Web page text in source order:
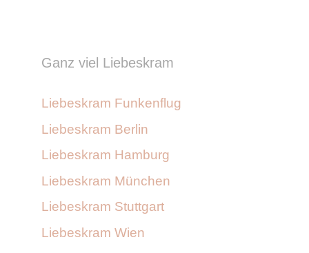
Ganz viel Liebeskram
Liebeskram Funkenflug
Liebeskram Berlin
Liebeskram Hamburg
Liebeskram München
Liebeskram Stuttgart
Liebeskram Wien